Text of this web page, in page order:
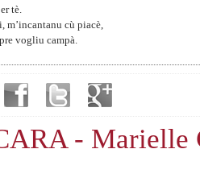
tè.
cù piacè,
vogliu campà.
li cuntavanu
un tesoru.
- Marielle